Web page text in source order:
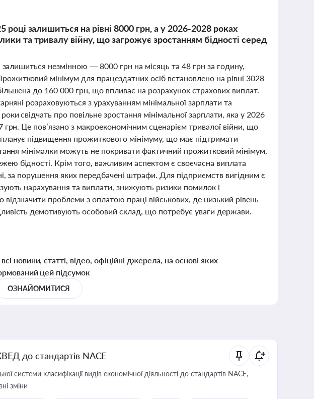
році залишиться на рівні 8000 грн, а у 2026-2028 роках
та тривалу війну, що загрожує зростанням бідності серед
залишиться незмінною — 8000 грн на місяць та 48 грн за годину,
мінімум для працездатних осіб встановлено на рівні 3028
до 160 000 грн, що впливає на розрахунок страхових виплат.
розраховуються з урахуванням мінімальної зарплати та
свідчать про повільне зростання мінімальної зарплати, яка у 2026
Це пов’язано з макроекономічним сценарієм тривалої війни, що
підвищення прожиткового мінімуму, що має підтримати
мінімалки можуть не покривати фактичний прожитковий мінімум,
бідності. Крім того, важливим аспектом є своєчасна виплата
за порушення яких передбачені штрафи. Для підприємств вигідним є
нарахування та виплати, знижують ризики помилок і
проблеми з оплатою праці військових, де низький рівень
демотивують особовий склад, що потребує уваги держави.
новини, статті, відео, офіційні джерела, на основі яких
цей підсумок
ОЗНАЙОМИТИСЯ
до стандартів NACE
системи класифікації видів економічної діяльності до стандартів NACE,
зміни